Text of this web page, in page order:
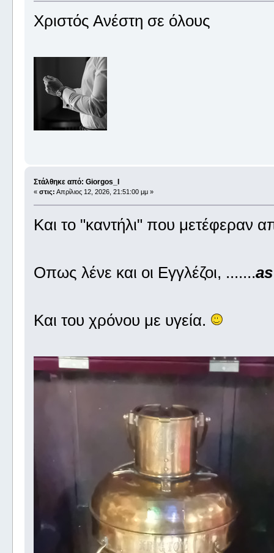
Χριστός Ανέστη σε όλους
Στάλθηκε από: Giorgos_I
« στις: Απρίλιος 12, 2026, 21:51:00 μμ »
Και το "καντήλι" που μετέφεραν
Οπως λένε και οι Εγγλέζοι, .......
Και του χρόνου με υγεία.